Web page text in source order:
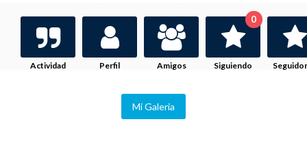
Actividad Perfil Amigos Siguiendo
0
Mi Galeria